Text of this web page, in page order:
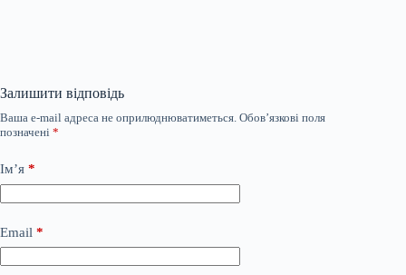
Залишити відповідь
Ваша e-mail адреса не оприлюднюватиметься. Обов’язкові поля
позначені *
Ім’я *
Email *